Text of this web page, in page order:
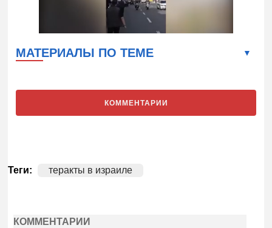
МАТЕРИАЛЫ ПО ТЕМЕ
КОММЕНТАРИИ
Теги: теракты в израиле
КОММЕНТАРИИ